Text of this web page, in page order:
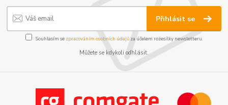
Přihlásit se
Souhlasím se zpracováním osobních údajůza účelem rozesílky newsletteru.
Můžete se kdykoli odhlásit.